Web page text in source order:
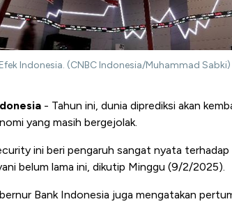
Indonesia. (CNBC Indonesia/Muhammad Sabki)
- Tahun ini, dunia diprediksi akan
yang masih bergejolak.
ini beri pengaruh sangat nyata
belum lama ini, dikutip Minggu (9/2/2025).
Bank Indonesia juga mengatakan